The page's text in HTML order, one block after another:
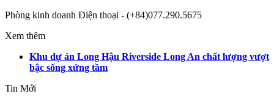
Phòng kinh doanh Điện thoại - (+84)077.290.5675
Xem thêm
Khu dự án Long Hậu Riverside Long An chất lượng vượt
bậc sống xứng tầm
Tin Mới